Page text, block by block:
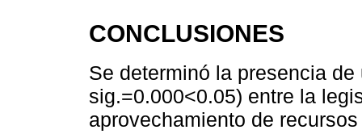
CONCLUSIONES
Se determinó la presencia
sig.=0.000<0.05) entre la
aprovechamiento de